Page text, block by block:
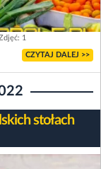
1
CZYTAJ DALEJ >>
stołach